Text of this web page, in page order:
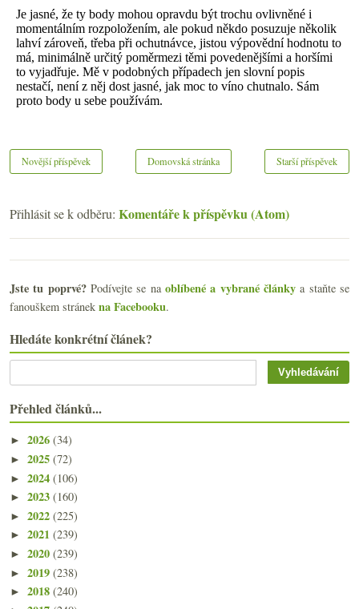
Novější příspěvek Starší příspěvek
Domovská stránka
Přihlásit se k odběru: Komentáře k příspěvku (Atom)
Jste tu poprvé?Podívejte se naoblíbené a vybrané články a staňte se
fanouškem stránek na Facebooku.
Hledáte konkrétní článek?
Přehled článků...
► 2026 (34)
► 2025 (72)
► 2024 (106)
► 2023 (160)
► 2022 (225)
► 2021 (239)
► 2020 (239)
► 2019 (238)
► 2018 (240)